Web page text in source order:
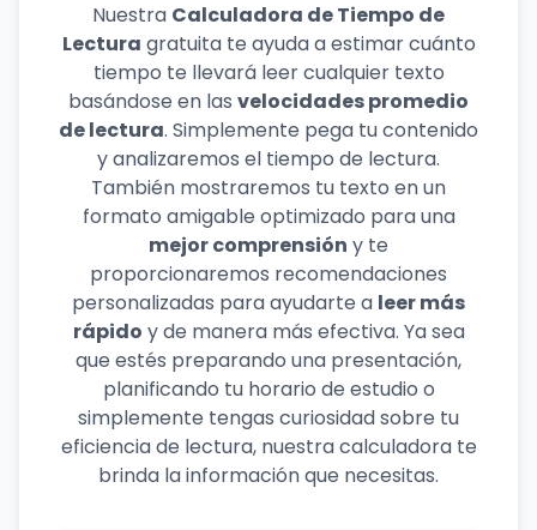
Nuestra Calculadora de Tiempo de
Lectura gratuita te ayuda a estimar cuánto
tiempo te llevará leer cualquier texto
basándose en las velocidades promedio
de lectura. Simplemente pega tu contenido
y analizaremos el tiempo de lectura.
También mostraremos tu texto en un
formato amigable optimizado para una
mejor comprensión y te
proporcionaremos recomendaciones
personalizadas para ayudarte a leer más
rápido y de manera más efectiva. Ya sea
que estés preparando una presentación,
planificando tu horario de estudio o
simplemente tengas curiosidad sobre tu
eficiencia de lectura, nuestra calculadora te
brinda la información que necesitas.